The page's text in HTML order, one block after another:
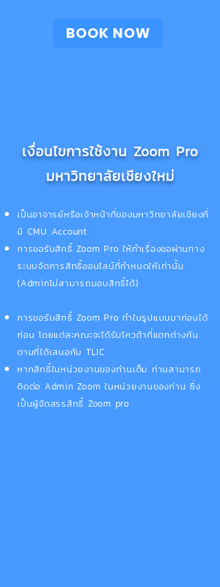
ฺBOOK NOW
เงื่อนไขการใช้งาน Zoom Pro
มหาวิทยาลัยเชียงใหม่
เป็นอาจารย์หรือเจ้าหน้าที่ของมหาวิทยาลัยเชียงที่
มี CMU Account​
การขอรับสิทธิ์ Zoom Pro ให้ทำเรื่องขอผ่านทาง
ระบบจัดการสิทธิ์ออนไลน์ที่กำหนดให้เท่านั้น
(Adminไม่สามารถมอบสิทธิ์ได้)
การขอรับสิทธิ์ Zoom Pro ทำในรูปแบบมาก่อนได้
ก่อน โดยแต่ละคณะจะได้รับโควต้าที่แตกต่างกัน
ตามที่ได้เสนอกับ TLIC
หากสิทธิ์ในหน่วยงานของท่านเต็ม ท่านสามารถ
ติดต่อ Admin Zoom ในหน่วยงานของท่าน ซึ่ง
เป็นผู้จัดสรรสิทธิ์ Zoom pro